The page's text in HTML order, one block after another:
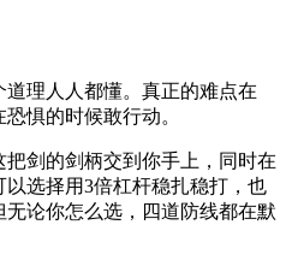
理人人都懂。真正的难点在
惧的时候敢行动。
剑的剑柄交到你手上，同时在
选择用3倍杠杆稳扎稳打，也
论你怎么选，四道防线都在默